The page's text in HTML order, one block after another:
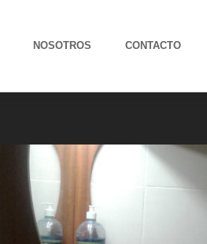
NOSOTROS CONTACTO